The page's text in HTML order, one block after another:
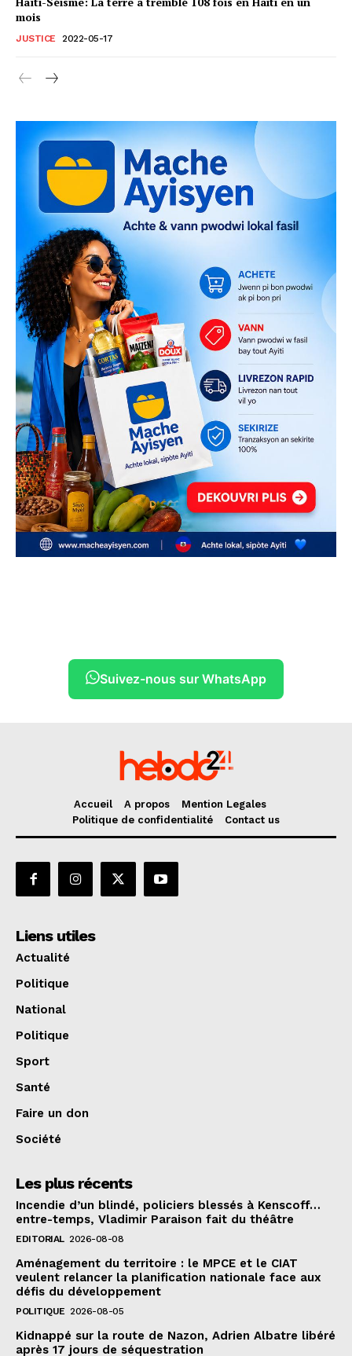
mois
JUSTICE 2022-05-17
Suivez-nous sur WhatsApp
Accueil A propos
Mention Legales
Politique de confidentialité
Contact us
Liens utiles
Actualité
Politique
National
Politique
Sport
Santé
Faire un don
Société
Les plus récents
Incendie d’un blindé, policiers blessés à Kenscoff…
entre-temps, Vladimir Paraison fait du théâtre
EDITORIAL 2026-08-08
Aménagement du territoire : le MPCE et le CIAT
veulent relancer la planification nationale face aux
défis du développement
POLITIQUE 2026-08-05
Kidnappé sur la route de Nazon, Adrien Albatre libéré
après 17 jours de séquestration